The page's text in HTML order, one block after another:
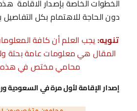
الخطوات الخاصة بإصدار الاقامة
دون الحاجة للاهتمام بكل
تنويه:يجب العلم أن كافة
المقال هي معلومات عامة بحتة
محامي مختص في هذه
إصدار الإقامة لأول مرة في السعودية